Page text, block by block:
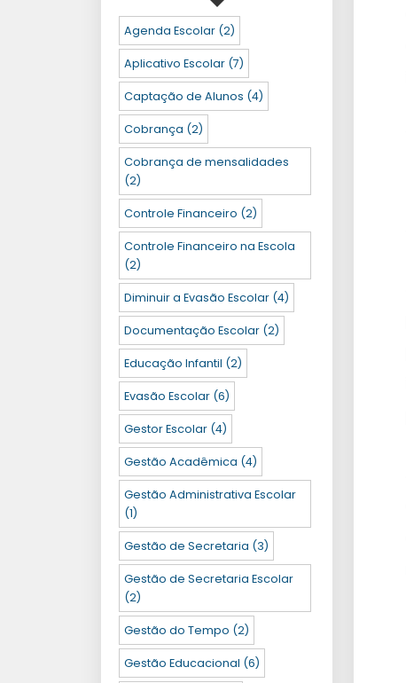
Agenda Escolar (2)
Aplicativo Escolar (7)
Captação de Alunos (4)
Cobrança (2)
Cobrança de mensalidades
(2)
Controle Financeiro (2)
Controle Financeiro na Escola
(2)
Diminuir a Evasão Escolar (4)
Documentação Escolar (2)
Educação Infantil (2)
Evasão Escolar (6)
Gestor Escolar (4)
Gestão Acadêmica (4)
Gestão Administrativa Escolar
(1)
Gestão de Secretaria (3)
Gestão de Secretaria Escolar
(2)
Gestão do Tempo (2)
Gestão Educacional (6)